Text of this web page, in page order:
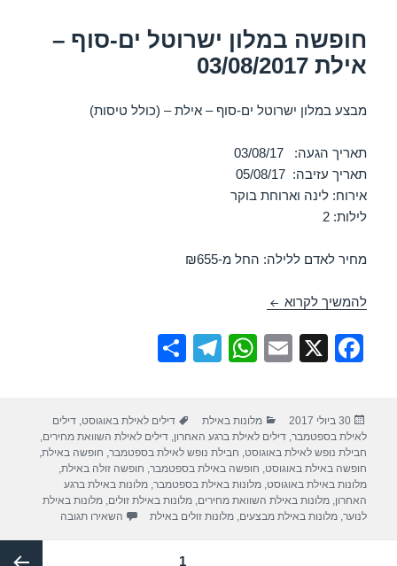
חופשה במלון ישרוטל ים-סוף –
אילת 03/08/2017
מבצע במלון ישרוטל ים-סוף – אילת – (כולל טיסות)
תאריך הגעה: 03/08/17
תאריך עזיבה: 05/08/17
אירוח: לינה וארוחת בוקר
לילות: 2
מחיר לאדם ללילה: החל מ-₪655
להמשיך לקרוא חופשה במלון ישרוטל ים-סוף – אילת 03/08/2017
F
e
b
o
o
X
E
W
s
A
p
p
T
gr
a
m
e
פורסם
בתאריך
30 ביולי 2017 קטגוריות
מלונות באילת תגיות
דילים לאילת באוגוסט,דילים
לאילת בספטמבר,דילים לאילת ברגע האחרון,דילים לאילת השוואת מחירים,
חבילת נופש לאילת באוגוסט, חבילת נופש לאילת בספטמבר, חופשה באילת,
חופשה באילת באוגוסט, חופשה באילת בספטמבר, חופשה זולה באילת,
מלונות באילת באוגוסט,מלונות באילת בספטמבר,מלונות באילת ברגע
האחרון,מלונות באילת השוואת מחירים,מלונות באילת זולים,מלונות באילת
לנוער,מלונות באילת מבצעים,מלונות זולים באילת השאירו תגובה
עמוד1